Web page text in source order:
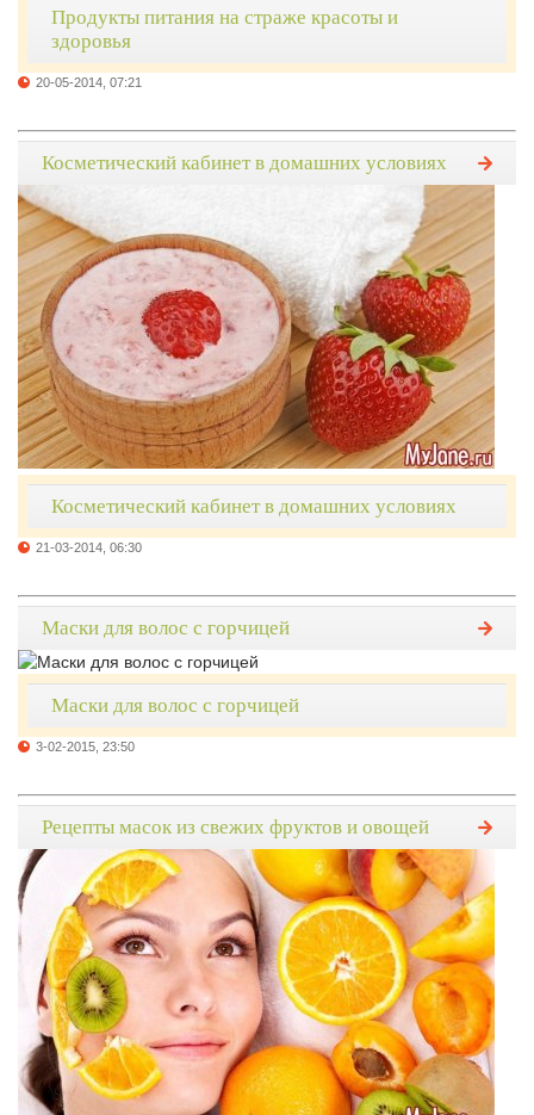
Продукты питания на страже красоты и
здоровья
20-05-2014, 07:21
Косметический кабинет в домашних условиях
Косметический кабинет в домашних условиях
21-03-2014, 06:30
Маски для волос с горчицей
Маски для волос с горчицей
3-02-2015, 23:50
Рецепты масок из свежих фруктов и овощей